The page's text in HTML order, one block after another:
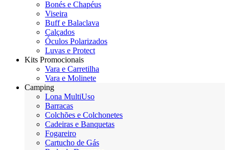
Bonés e Chapéus
Viseira
Buff e Balaclava
Calçados
Óculos Polarizados
Luvas e Protect
Kits Promocionais
Vara e Carretilha
Vara e Molinete
Camping
Lona MultiUso
Barracas
Colchões e Colchonetes
Cadeiras e Banquetas
Fogareiro
Cartucho de Gás